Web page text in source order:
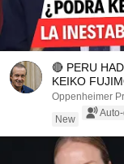
🔴 PERU
KEIKO
Oppenheimer
New